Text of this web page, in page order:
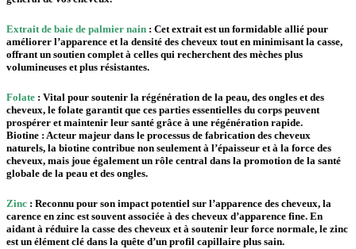
Extrait de baie de palmier nain : Cet extrait est un formidable allié pour
améliorer l’apparence et la densité des cheveux tout en minimisant la casse,
offrant un soutien complet à celles qui recherchent des mèches plus
volumineuses et plus résistantes.
Folate : Vital pour soutenir la régénération de la peau, des ongles et des
cheveux, le folate garantit que ces parties essentielles du corps peuvent
prospérer et maintenir leur santé grâce à une régénération rapide.
Biotine : Acteur majeur dans le processus de fabrication des cheveux
naturels, la biotine contribue non seulement à l’épaisseur et à la force des
cheveux, mais joue également un rôle central dans la promotion de la santé
globale de la peau et des ongles.
Zinc : Reconnu pour son impact potentiel sur l’apparence des cheveux, la
carence en zinc est souvent associée à des cheveux d’apparence fine. En
aidant à réduire la casse des cheveux et à soutenir leur force normale, le zinc
est un élément clé dans la quête d’un profil capillaire plus sain.